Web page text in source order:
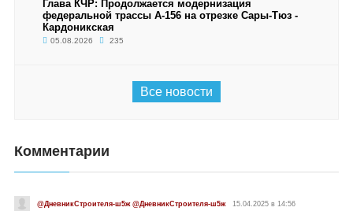
Глава КЧР: Продолжается модернизация
федеральной трассы А-156 на отрезке Сары-Тюз -
Кардоникская
05.08.2026 235
Все новости
Комментарии
@ДневникСтроителя-ш5ж @ДневникСтроителя-ш5ж 15.04.2025 в 14:56